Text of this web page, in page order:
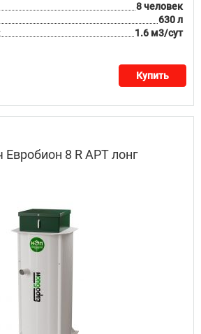
8 человек
630 л
1.6 м3/сут
Купить
8 R АРТ лонг